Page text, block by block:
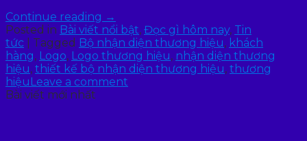
Continue reading →
Posted in Bài viết nổi bật, Đọc gì hôm nay, Tin
tức
Tagged Bộ nhận diện thương hiệu, khách
hàng, Logo, Logo thương hiệu, nhận diện thương
hiệu, thiết kế bộ nhận diện thương hiệu, thương
hiệu Leave a comment
Bài viết mới nhất